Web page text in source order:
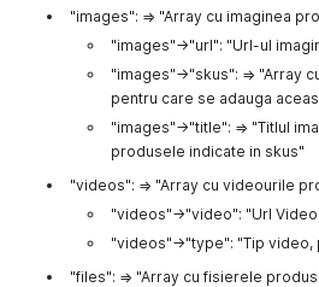
"ean": "EAN",
"URL video"
"files": [
"URL fisiere"
"updated"
"created": "Data crearii",
"delivery_time" : "Timp de
"bundleItems" : [
{
"images": => "Array cu imaginea
"images"->"url": "Url-ul
"images"->"skus": => "Array
pentru care se adauga
"images"->"title": => "Titlul
produsele indicate in skus"
"videos": => "Array cu videourile
"videos"->"video": "Url
"videos"->"type": "Tip
"files": => "Array cu fisierele